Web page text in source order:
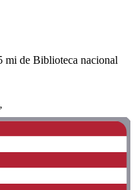
mi de Biblioteca nacional